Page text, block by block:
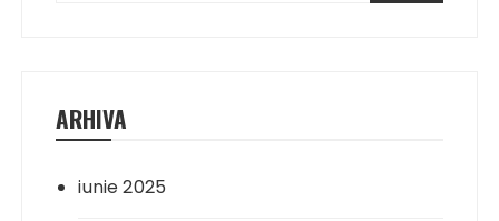
ARHIVA
iunie 2025